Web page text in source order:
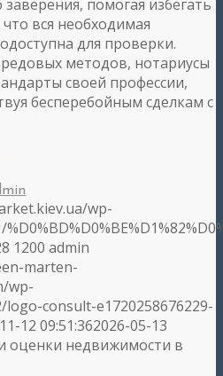
помогая избегать
вся необходимая
для проверки.
методов, нотариусы
своей профессии,
бесперебойным сделкам с
wp-
1200 admin
marten-
wp-
consult-e1720258676229-
12 09:51:362026-05-13
оценки недвижимости в